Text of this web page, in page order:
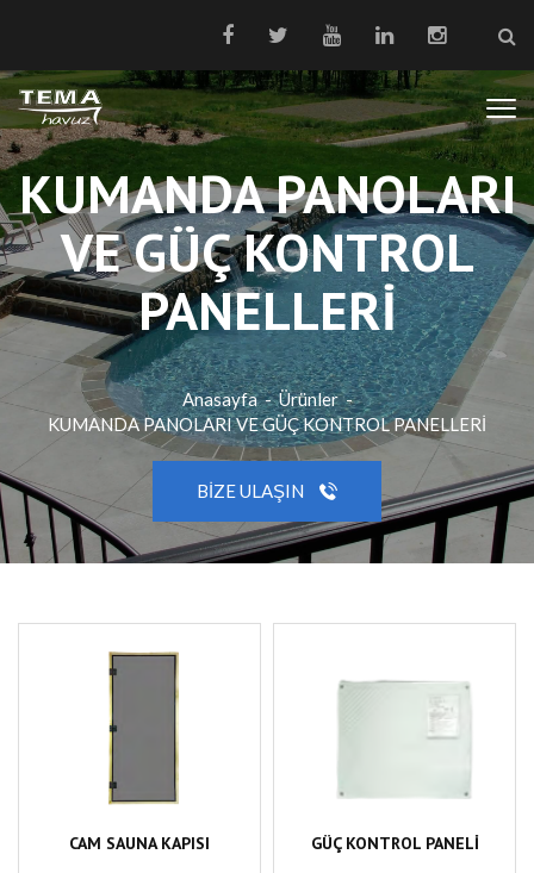
KUMANDA PANOLARI
VE GÜÇ KONTROL
PANELLERİ
Anasayfa - Ürünler -
KUMANDA PANOLARI VE GÜÇ KONTROL PANELLERİ
BIZE ULAŞIN
CAM SAUNA KAPISI GÜÇ KONTROL PANELİ